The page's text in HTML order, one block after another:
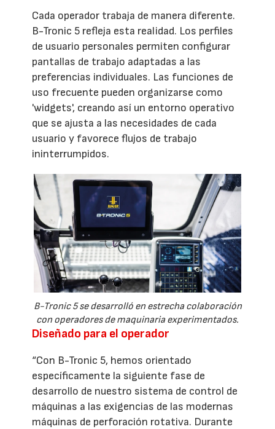
Cada operador trabaja de manera diferente.
B-Tronic 5 refleja esta realidad. Los perfiles
de usuario personales permiten configurar
pantallas de trabajo adaptadas a las
preferencias individuales. Las funciones de
uso frecuente pueden organizarse como
'widgets', creando así un entorno operativo
que se ajusta a las necesidades de cada
usuario y favorece flujos de trabajo
ininterrumpidos.
B-Tronic 5 se desarrolló en estrecha colaboración
con operadores de maquinaria experimentados.
Diseñado para el operador
“Con B-Tronic 5, hemos orientado
específicamente la siguiente fase de
desarrollo de nuestro sistema de control de
máquinas a las exigencias de las modernas
máquinas de perforación rotativa. Durante